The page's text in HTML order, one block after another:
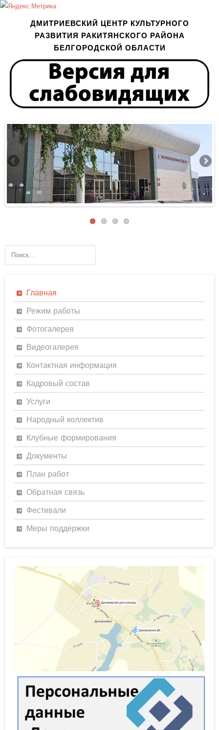
ДМИТРИЕВСКИЙ ЦЕНТР КУЛЬТУРНОГО
РАЗВИТИЯ РАКИТЯНСКОГО РАЙОНА
БЕЛГОРОДСКОЙ ОБЛАСТИ
Главная
Режим работы
Фотогалерея
Видеогалерея
Контактная информация
Кадровый состав
Услуги
Народный коллектив
Клубные формирования
Документы
План работ
Обратная связь
Фестивали
Меры поддержки